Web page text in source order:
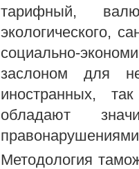
тарифный,
экологического,
социально-
заслоном для
иностранных,
обладают
Методология